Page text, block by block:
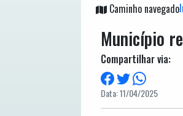
Caminho navegado
Município
Compartilhar via:
Data: 11/04/2025